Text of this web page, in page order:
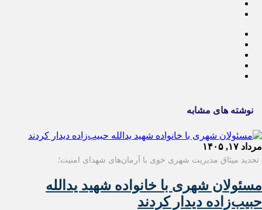
نوشته های مشابه
مرداد ۱۷, ۱۴۰۵
تجدید میثاق مدیریت شهری خوی با آرمان‌های شهدای امنیت؛
مسئولان شهری با خانواده شهید یدالله
حبیب‌زاده دیدار کردند